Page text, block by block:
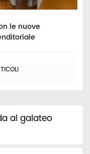
le nuove
al galateo